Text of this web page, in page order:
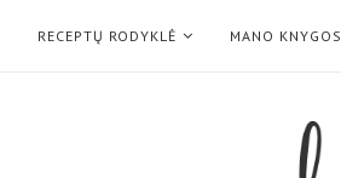
RECEPTŲ RODYKLĖ MANO KNYGOS